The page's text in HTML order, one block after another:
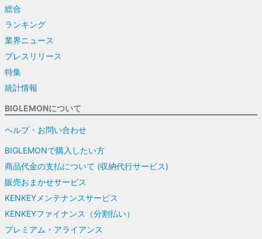
総合
ランキング
業界ニュース
プレスリリース
特集
統計情報
BIGLEMONについて
ヘルプ・お問い合わせ
BIGLEMONで購入したい方
商品代金の支払について (収納代行サービス)
販売おまかせサービス
KENKEYメンテナンスサービス
KENKEYファイナンス（分割払い）
プレミアム・アライアンス